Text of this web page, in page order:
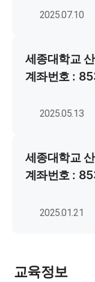
2025.07.10
세종대학교
계좌번호 :
2025.05.13
세종대학교
계좌번호 :
2025.01.21
교육정보